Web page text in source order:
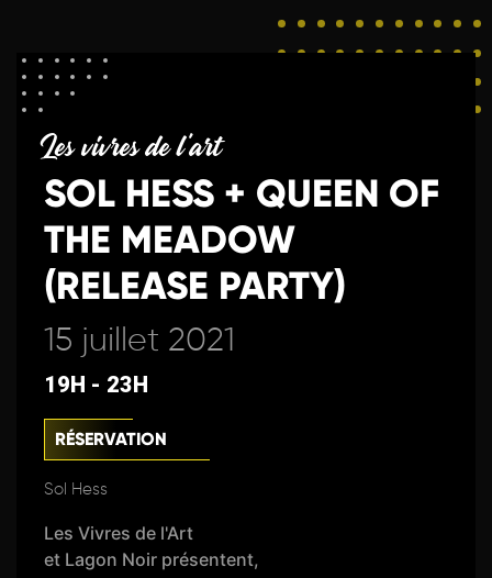
Les vivres de l'art
SOL HESS + QUEEN OF
THE MEADOW
(RELEASE PARTY)
15 juillet 2021
19H - 23H
RÉSERVATION
Sol Hess
Les Vivres de l'Art
et Lagon Noir présentent,